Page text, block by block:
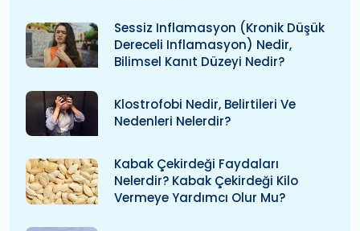
Sessiz Inflamasyon (kronik Düşük
Dereceli Inflamasyon) Nedir,
Bilimsel Kanıt Düzeyi Nedir?
Klostrofobi Nedir, Belirtileri Ve
Nedenleri Nelerdir?
Kabak Çekirdeği Faydaları
Nelerdir? Kabak Çekirdeği Kilo
Vermeye Yardımcı Olur Mu?